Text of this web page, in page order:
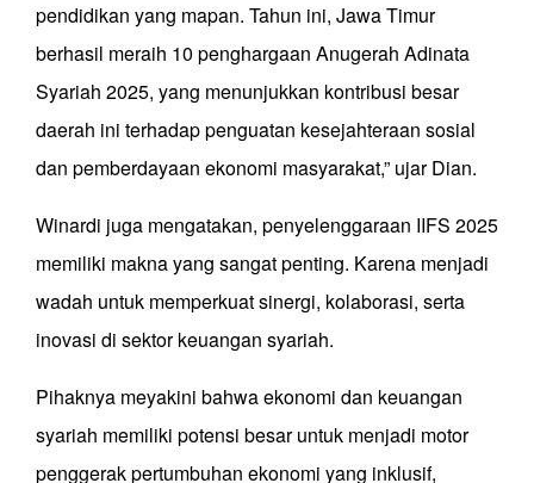
pendidikan yang mapan. Tahun ini, Jawa Timur
berhasil meraih 10 penghargaan Anugerah Adinata
Syariah 2025, yang menunjukkan kontribusi besar
daerah ini terhadap penguatan kesejahteraan sosial
dan pemberdayaan ekonomi masyarakat,” ujar Dian.
Winardi juga mengatakan, penyelenggaraan IIFS 2025
memiliki makna yang sangat penting. Karena menjadi
wadah untuk memperkuat sinergi, kolaborasi, serta
inovasi di sektor keuangan syariah.
Pihaknya meyakini bahwa ekonomi dan keuangan
syariah memiliki potensi besar untuk menjadi motor
penggerak pertumbuhan ekonomi yang inklusif,